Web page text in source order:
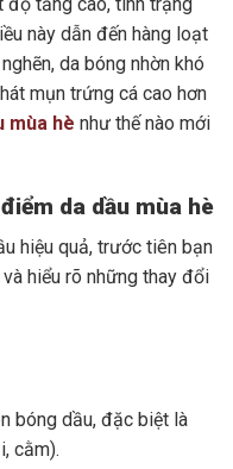
này dẫn đến hàng loạt
da bóng nhờn khó
mụn trứng cá cao hơn
mùa hè như thế nào mới
da dầu mùa hè
hiệu quả, trước tiên bạn
hiểu rõ những thay đổi
bóng dầu, đặc biệt là
cằm).